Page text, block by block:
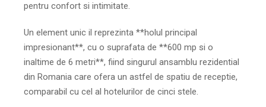
pentru confort si intimitate.
Un element unic il reprezinta **holul principal
impresionant**, cu o suprafata de **600 mp si o
inaltime de 6 metri**, fiind singurul ansamblu rezidential
din Romania care ofera un astfel de spatiu de receptie,
comparabil cu cel al hotelurilor de cinci stele.